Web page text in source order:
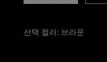
선택 컬러: 브라운